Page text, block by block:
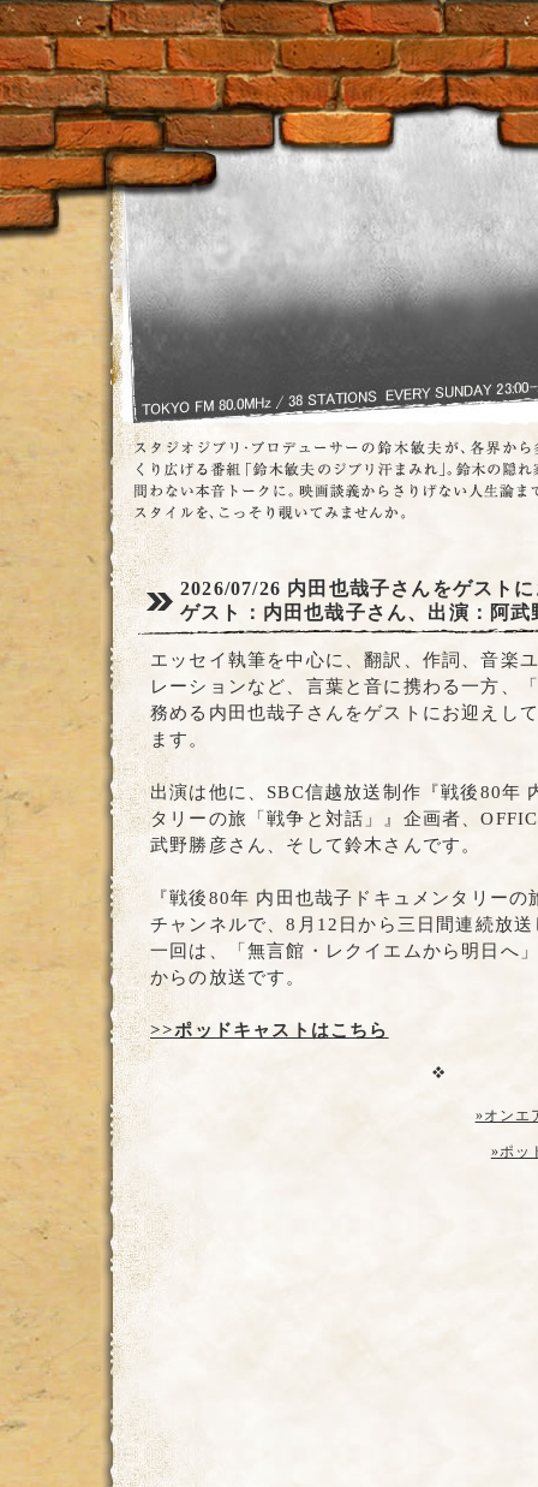
2026/07/26 内田也哉子さんをゲスト
ゲスト：内田也哉子さん、出演：阿武
エッセイ執筆を中心に、翻訳、作詞、音楽
レーションなど、言葉と音に携わる一方、
務める内田也哉子さんをゲストにお迎えし
ます。
出演は他に、SBC信越放送制作『戦後80年
タリーの旅「戦争と対話」』企画者、
武野勝彦さん、そして鈴木さんです。
『戦後80年 内田也哉子ドキュメンタリー
チャンネルで、8月12日から三日間連続放
一回は、「無言館・レクイエムから明日へ
からの放送です。
>>ポッドキャストはこちら
»オンエ
»ポッ